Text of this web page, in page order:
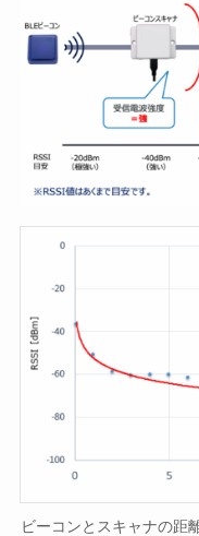
ビーコンとスキャナの距